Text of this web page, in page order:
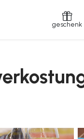
geschenk